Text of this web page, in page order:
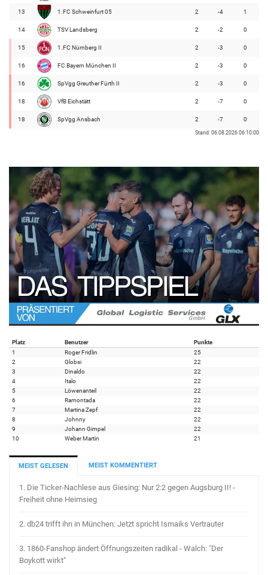
13 1.FC Schweinfurt 05 2 -4 1
14 TSV Landsberg 2 -2 0
15 1.FC Nürnberg II 2 -3 0
16 FC Bayern München II 2 -3 0
16 SpVgg Greuther Fürth II 2 -3 0
18 VfB Eichstätt 2 -7 0
18 SpVgg Ansbach 2 -7 0
Stand: 06.08.2026 06:10:00
Platz Benutzer
Punkte
1
Roger Fridlin
25
2
Globsi
22
3
Dinaldo
22
4
Italo
22
5
Löwenanteil
22
6
Ramontada
22
7
Martina Zepf
22
8
Johnny
22
9
Johann Gimpel
22
10
Weber Martin 21
MEIST GELESEN MEIST KOMMENTIERT
1. Die Ticker-Nachlese aus Giesing: Nur 2:2 gegen Augsburg II! -
Freiheit ohne Heimsieg
2. db24 trifft ihn in München: Jetzt spricht Ismaiks Vertrauter
3. 1860-Fanshop ändert Öffnungszeiten radikal - Walch: "Der
Boykott wirkt"